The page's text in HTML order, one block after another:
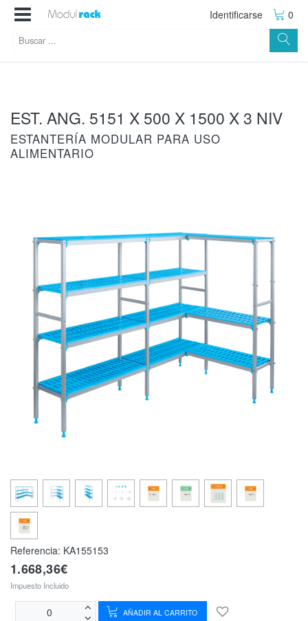
Identificarse 0
EST. ANG. 5151 X 500 X 1500 X 3 NIV
ESTANTERÍA MODULAR PARA USO
ALIMENTARIO
Referencia: KA155153
1.668,36€
Impuesto Incluido
AÑADIR AL CARRITO